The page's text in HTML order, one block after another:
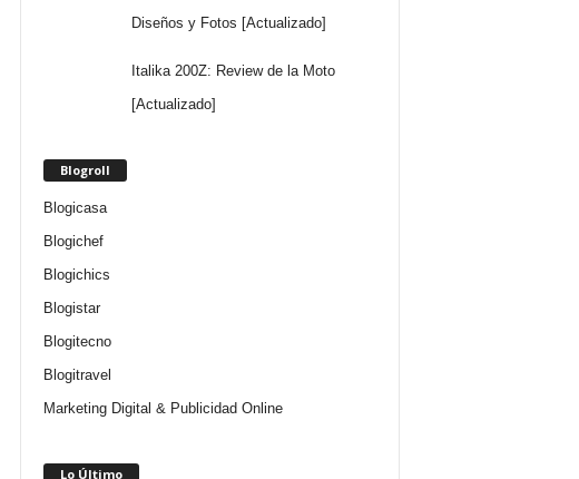
Diseños y Fotos [Actualizado]
Italika 200Z: Review de la Moto
[Actualizado]
Blogroll
Blogicasa
Blogichef
Blogichics
Blogistar
Blogitecno
Blogitravel
Marketing Digital & Publicidad Online
Lo Último